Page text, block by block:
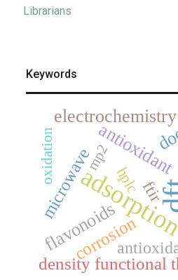
Librarians
Keywords
antioxidant
electrochemistry
flavonoids
density functional
microwave
corrosion
ftir
hplc
oxidation mp2